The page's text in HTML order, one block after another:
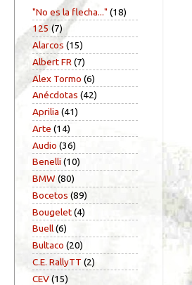
"No es la flecha..." (18)
125 (7)
Alarcos (15)
Albert FR (7)
Alex Tormo (6)
Anécdotas (42)
Aprilia (41)
Arte (14)
Audio (36)
Benelli (10)
BMW (80)
Bocetos (89)
Bougelet(4)
Buell(6)
Bultaco (20)
C.E. RallyTT (2)
CEV(15)